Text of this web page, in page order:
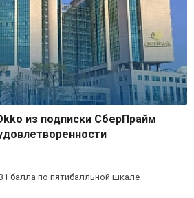
из подписки СберПрайм
балла по пятибалльной шкале